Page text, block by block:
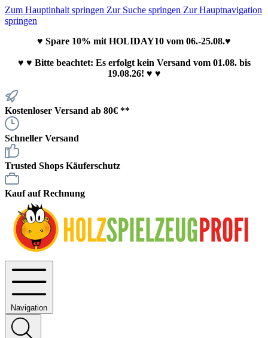
Zum Hauptinhalt springen Zur Suche springen Zur Hauptnavigation
springen
♥ Spare 10% mit HOLIDAY10 vom 06.-25.08.♥
♥ ♥ Bitte beachtet: Es erfolgt kein Versand vom 01.08. bis
19.08.26! ♥ ♥
Kostenloser Versand ab 80€ **
Schneller Versand
Trusted Shops Käuferschutz
Kauf auf Rechnung
Navigation